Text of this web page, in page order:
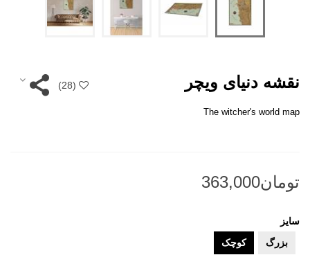
نقشه دنیای ویچر (
28
)
The witcher's world map
سایز
بزرگ
کوچک